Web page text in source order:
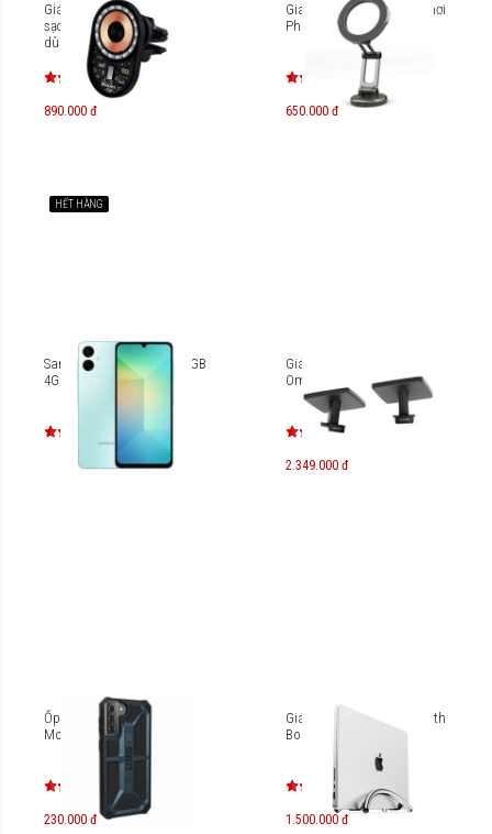
Giá đỡ điện thoại tích hợp
sạc không dây Magnetic
dùng trên ô tô Philips
Magnetic Wireless Charger
Car Mount DLP9719
890.000 đ
Giá đỡ điện thoại trên xe hơi
Philips DLK2415MB
650.000 đ
HẾT HÀNG
Samsung Galaxy A06 128GB
4GB RAM
Giá đỡ gắn trần Bose
OmniJewel
2.349.000 đ
Ốp lưng Galaxy S21+ UAG
Monarch
230.000 đ
Giá đỡ Laptop Twelve South
BookArc Flex TS-226
1.500.000 đ